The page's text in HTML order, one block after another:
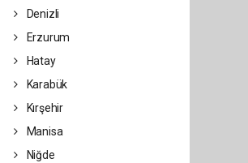
Denizli
Erzurum
Hatay
Karabük
Kırşehir
Manisa
Niğde